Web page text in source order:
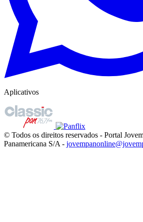
Aplicativos
© Todos os direitos reservados - Portal
Panamericana S/A -